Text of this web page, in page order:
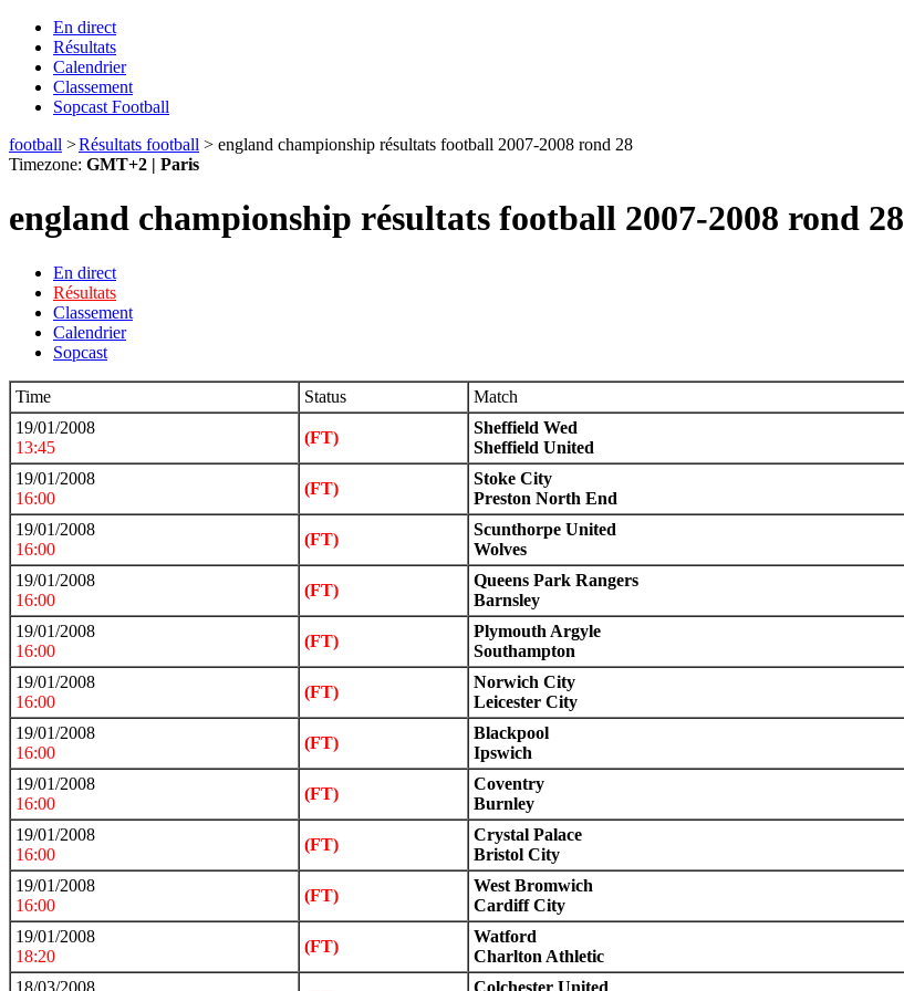
En direct
Résultats
Calendrier
Classement
Sopcast Football
football >Résultats football > england championship résultats football 2007-2008 rond 28
Timezone: GMT+2 | Paris
england championship résultats football 2007-2008 rond 28
En direct
Résultats
Classement
Calendrier
Sopcast
Time Status Match
19/01/2008
13:45
(FT)
Sheffield Wed
Sheffield United
19/01/2008
16:00
(FT)
Stoke City
Preston North End
19/01/2008
16:00
(FT)
Scunthorpe United
Wolves
19/01/2008
16:00
(FT)
Queens Park Rangers
Barnsley
19/01/2008
16:00
(FT)
Plymouth Argyle
Southampton
19/01/2008
16:00
(FT)
Norwich City
Leicester City
19/01/2008
16:00
(FT)
Blackpool
Ipswich
19/01/2008
16:00
(FT)
Coventry
Burnley
19/01/2008
16:00
(FT)
Crystal Palace
Bristol City
19/01/2008
16:00
(FT)
West Bromwich
Cardiff City
19/01/2008
18:20
(FT)
Watford
Charlton Athletic
18/03/2008
Colchester United